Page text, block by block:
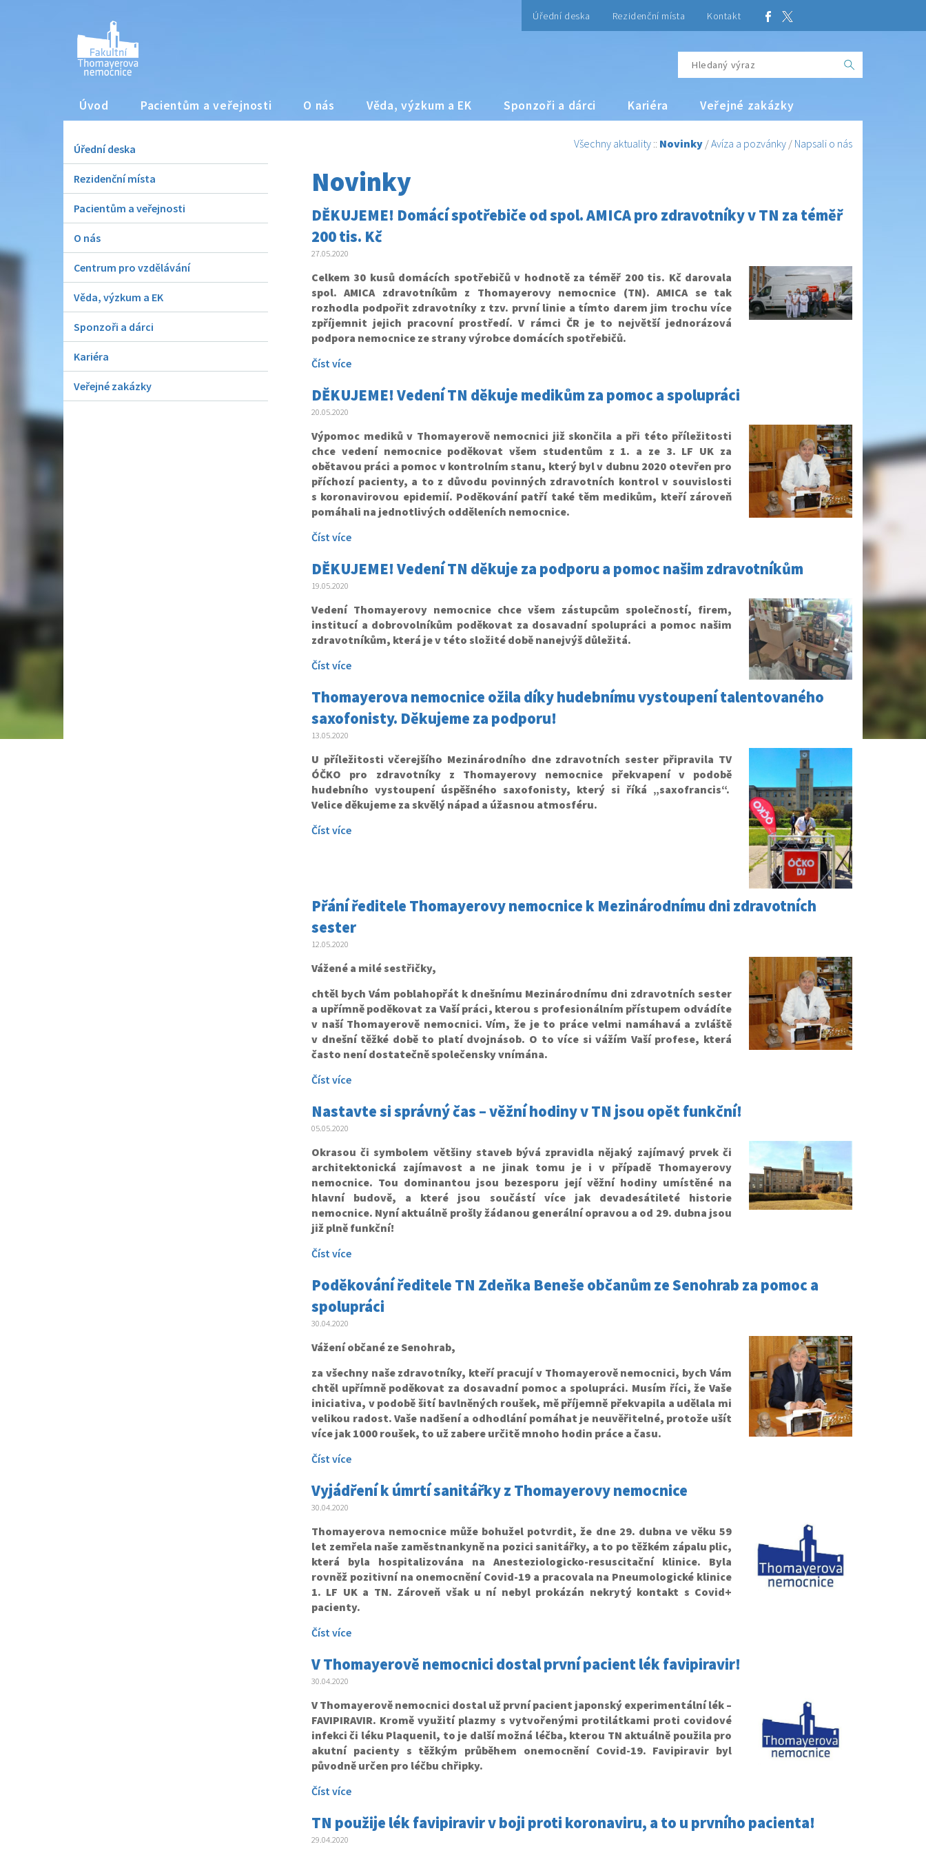
Úřední deska Rezidenční místa Kontakt
Úvod Pacientům a veřejnosti O nás Věda, výzkum a EK Sponzoři a dárci Kariéra Veřejné zakázky
Úřední deska
Rezidenční místa
Pacientům a veřejnosti
O nás
Centrum pro vzdělávání
Věda, výzkum a EK
Sponzoři a dárci
Kariéra
Veřejné zakázky
Všechny aktuality :: Novinky /Avíza a pozvánky / Napsali o nás
Novinky
DĚKUJEME! Domácí spotřebiče od spol. AMICA pro zdravotníky v TN za téměř
200 tis. Kč
27.05.2020
Celkem 30 kusů domácích spotřebičů v hodnotě za téměř 200 tis. Kč darovala
spol. AMICA zdravotníkům z Thomayerovy nemocnice (TN). AMICA se tak
rozhodla podpořit zdravotníky z tzv. první linie a tímto darem jim trochu více
zpříjemnit jejich pracovní prostředí. V rámci ČR je to největší jednorázová
podpora nemocnice ze strany výrobce domácích spotřebičů.
Číst více
DĚKUJEME! Vedení TN děkuje medikům za pomoc a spolupráci
20.05.2020
Výpomoc mediků v Thomayerově nemocnici již skončila a při této příležitosti
chce vedení nemocnice poděkovat všem studentům z 1. a ze 3. LF UK za
obětavou práci a pomoc v kontrolním stanu, který byl v dubnu 2020 otevřen pro
příchozí pacienty, a to z důvodu povinných zdravotních kontrol v souvislosti
s koronavirovou epidemií. Poděkování patří také těm medikům, kteří zároveň
pomáhali na jednotlivých odděleních nemocnice.
Číst více
DĚKUJEME! Vedení TN děkuje za podporu a pomoc našim zdravotníkům
19.05.2020
Vedení Thomayerovy nemocnice chce všem zástupcům společností, firem,
institucí a dobrovolníkům poděkovat za dosavadní spolupráci a pomoc našim
zdravotníkům, která je v této složité době nanejvýš důležitá.
Číst více
Thomayerova nemocnice ožila díky hudebnímu vystoupení talentovaného
saxofonisty. Děkujeme za podporu!
13.05.2020
U příležitosti včerejšího Mezinárodního dne zdravotních sester připravila TV
ÓČKO pro zdravotníky z Thomayerovy nemocnice překvapení v podobě
hudebního vystoupení úspěšného saxofonisty, který si říká „saxofrancis“.
Velice děkujeme za skvělý nápad a úžasnou atmosféru.
Číst více
Přání ředitele Thomayerovy nemocnice k Mezinárodnímu dni zdravotních
sester
12.05.2020
Vážené a milé sestřičky,
chtěl bych Vám poblahopřát k dnešnímu Mezinárodnímu dni zdravotních sester
a upřímně poděkovat za Vaší práci, kterou s profesionálním přístupem odvádíte
v naší Thomayerově nemocnici. Vím, že je to práce velmi namáhavá a zvláště
v dnešní těžké době to platí dvojnásob. O to více si vážím Vaší profese, která
často není dostatečně společensky vnímána.
Číst více
Nastavte si správný čas – věžní hodiny v TN jsou opět funkční!
05.05.2020
Okrasou či symbolem většiny staveb bývá zpravidla nějaký zajímavý prvek či
architektonická zajímavost a ne jinak tomu je i v případě Thomayerovy
nemocnice. Tou dominantou jsou bezesporu její věžní hodiny umístěné na
hlavní budově, a které jsou součástí více jak devadesátileté historie
nemocnice. Nyní aktuálně prošly žádanou generální opravou a od 29. dubna jsou
již plně funkční!
Číst více
Poděkování ředitele TN Zdeňka Beneše občanům ze Senohrab za pomoc a
spolupráci
30.04.2020
Vážení občané ze Senohrab,
za všechny naše zdravotníky, kteří pracují v Thomayerově nemocnici, bych Vám
chtěl upřímně poděkovat za dosavadní pomoc a spolupráci. Musím říci, že Vaše
iniciativa, v podobě šití bavlněných roušek, mě příjemně překvapila a udělala mi
velikou radost. Vaše nadšení a odhodlání pomáhat je neuvěřitelné, protože ušít
více jak 1000 roušek, to už zabere určitě mnoho hodin práce a času.
Číst více
Vyjádření k úmrtí sanitářky z Thomayerovy nemocnice
30.04.2020
Thomayerova nemocnice může bohužel potvrdit, že dne 29. dubna ve věku 59
let zemřela naše zaměstnankyně na pozici sanitářky, a to po těžkém zápalu plic,
která byla hospitalizována na Anesteziologicko-resuscitační klinice. Byla
rovněž pozitivní na onemocnění Covid-19 a pracovala na Pneumologické klinice
1. LF UK a TN. Zároveň však u ní nebyl prokázán nekrytý kontakt s Covid+
pacienty.
Číst více
V Thomayerově nemocnici dostal první pacient lék favipiravir!
30.04.2020
V Thomayerově nemocnici dostal už první pacient japonský experimentální lék –
FAVIPIRAVIR. Kromě využití plazmy s vytvořenými protilátkami proti covidové
infekci či léku Plaquenil, to je další možná léčba, kterou TN aktuálně použila pro
akutní pacienty s těžkým průběhem onemocnění Covid-19. Favipiravir byl
původně určen pro léčbu chřipky.
Číst více
TN použije lék favipiravir v boji proti koronaviru, a to u prvního pacienta!
29.04.2020